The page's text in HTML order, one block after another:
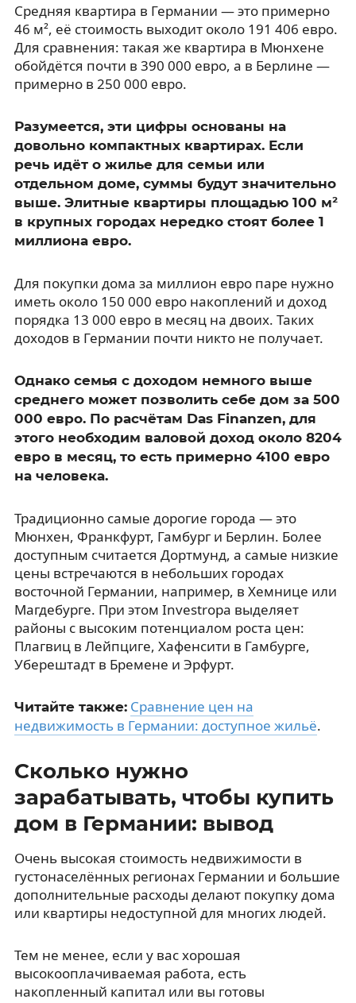
Средняя квартира в Германии — это примерно
46 м², её стоимость выходит около 191 406 евро.
Для сравнения: такая же квартира в Мюнхене
обойдётся почти в 390 000 евро, а в Берлине —
примерно в 250 000 евро.
Разумеется, эти цифры основаны на
довольно компактных квартирах. Если
речь идёт о жилье для семьи или
отдельном доме, суммы будут значительно
выше. Элитные квартиры площадью 100 м²
в крупных городах нередко стоят более 1
миллиона евро.
Для покупки дома за миллион евро паре нужно
иметь около 150 000 евро накоплений и доход
порядка 13 000 евро в месяц на двоих. Таких
доходов в Германии почти никто не получает.
Однако семья с доходом немного выше
среднего может позволить себе дом за 500
000 евро. По расчётам Das Finanzen, для
этого необходим валовой доход около 8204
евро в месяц, то есть примерно 4100 евро
на человека.
Традиционно самые дорогие города — это
Мюнхен, Франкфурт, Гамбург и Берлин. Более
доступным считается Дортмунд, а самые низкие
цены встречаются в небольших городах
восточной Германии, например, в Хемнице или
Магдебурге. При этом Investropa выделяет
районы с высоким потенциалом роста цен:
Плагвиц в Лейпциге, Хафенсити в Гамбурге,
Уберештадт в Бремене и Эрфурт.
Читайте также: Сравнение цен на
недвижимость в Германии: доступное жильё.
Сколько нужно
зарабатывать, чтобы купить
дом в Германии: вывод
Очень высокая стоимость недвижимости в
густонаселённых регионах Германии и большие
дополнительные расходы делают покупку дома
или квартиры недоступной для многих людей.
Тем не менее, если у вас хорошая
высокооплачиваемая работа, есть
накопленный капитал или вы готовы